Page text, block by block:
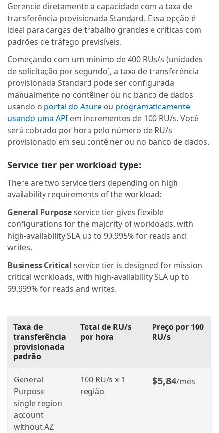
Gerencie diretamente a capacidade com a taxa de
transferência provisionada Standard. Essa opção é
ideal para cargas de trabalho grandes e críticas com
padrões de tráfego previsíveis.
Começando com um mínimo de 400 RUs/s (unidades
de solicitação por segundo), a taxa de transferência
provisionada Standard pode ser configurada
manualmente no contêiner ou no banco de dados
usando o portal do Azure ou programaticamente
usando uma API em incrementos de 100 RU/s. Você
será cobrado por hora pelo número de RU/s
provisionado em seu contêiner ou no banco de dados.
Service tier per workload type:
There are two service tiers depending on high
availability requirements of the workload:
General Purposeservice tier gives flexible
configurations for the majority of workloads, with
high-availability SLA up to 99.995% for reads and
writes.
Business Critical service tier is designed for mission
critical workloads, with high-availability SLA up to
99.999% for reads and writes.
Taxa de
transferência
provisionada
padrão
Total de RU/s
por hora
Preço por 100
RU/s
General
Purpose
single region
account
without AZ
100 RU/s x 1
região
$5,84/mês